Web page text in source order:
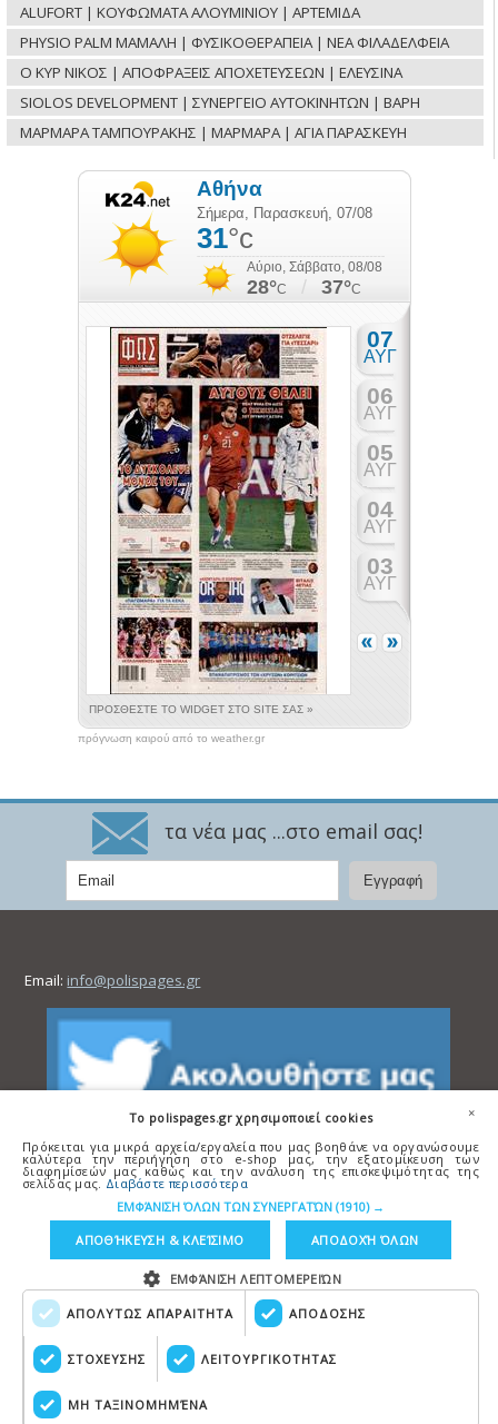
ALUFORT | ΚΟΥΦΩΜΑΤΑ ΑΛΟΥΜΙΝΙΟΥ | ΑΡΤΕΜΙΔΑ
PHYSIO PALM ΜΑΜΑΛΗ | ΦΥΣΙΚΟΘΕΡΑΠΕΙΑ | ΝΕΑ ΦΙΛΑΔΕΛΦΕΙΑ
Ο ΚΥΡ ΝΙΚΟΣ | ΑΠΟΦΡΑΞΕΙΣ ΑΠΟΧΕΤΕΥΣΕΩΝ | ΕΛΕΥΣΙΝΑ
SIOLOS DEVELOPMENT | ΣΥΝΕΡΓΕΙΟ ΑΥΤΟΚΙΝΗΤΩΝ | ΒΑΡΗ
ΜΑΡΜΑΡΑ ΤΑΜΠΟΥΡΑΚΗΣ | ΜΑΡΜΑΡΑ | ΑΓΙΑ ΠΑΡΑΣΚΕΥΗ
πρόγνωση καιρού από το weather.gr
τα νέα μας ...στο email σας!
Email: info@polispages.gr
Copyright © polispages.gr
×
To polispages.gr χρησιμοποιεί cookies
Πρόκειται για μικρά αρχεία/εργαλεία που μας βοηθάνε να οργανώσουμε
καλύτερα την περιήγηση στο e-shop μας, την εξατομίκευση των
διαφημίσεών μας καθώς και την ανάλυση της επισκεψιμότητας της
σελίδας μας. Διαβάστε περισσότερα
ΕΜΦΆΝΙΣΗ ΌΛΩΝ ΤΩΝ ΣΥΝΕΡΓΑΤΏΝ (1910) →
ΑΠΟΛΥΤΩΣ ΑΠΑΡΑΙΤΗΤΑ ΑΠΟΔΟΣΗΣ
ΣΤΟΧΕΥΣΗΣ ΛΕΙΤΟΥΡΓΙΚΟΤΗΤΑΣ
ΜΗ ΤΑΞΙΝΟΜΗΜΈΝΑ
ΑΠΟΘΉΚΕΥΣΗ & ΚΛΕΊΣΙΜΟ ΑΠΟΔΟΧΉ ΌΛΩΝ
ΕΜΦΆΝΙΣΗ ΛΕΠΤΟΜΕΡΕΙΏΝ